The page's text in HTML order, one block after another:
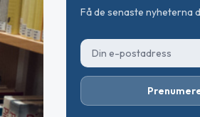
Få de senaste nyheterna